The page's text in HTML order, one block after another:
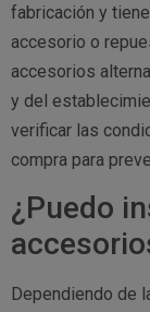
fabricación y
accesorio o
accesorios
y del
verificar las
compra para
¿Puedo
Dependiendo de